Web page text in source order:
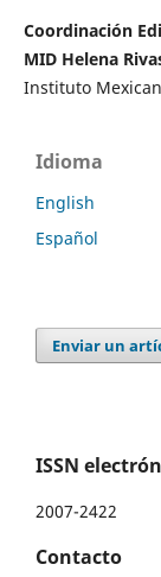
Coordinación
MID Helena
Instituto
Idioma
English
Español
Enviar un
ISSN
2007-2422
Contacto